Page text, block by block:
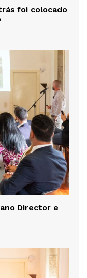
foi colocado
Director e